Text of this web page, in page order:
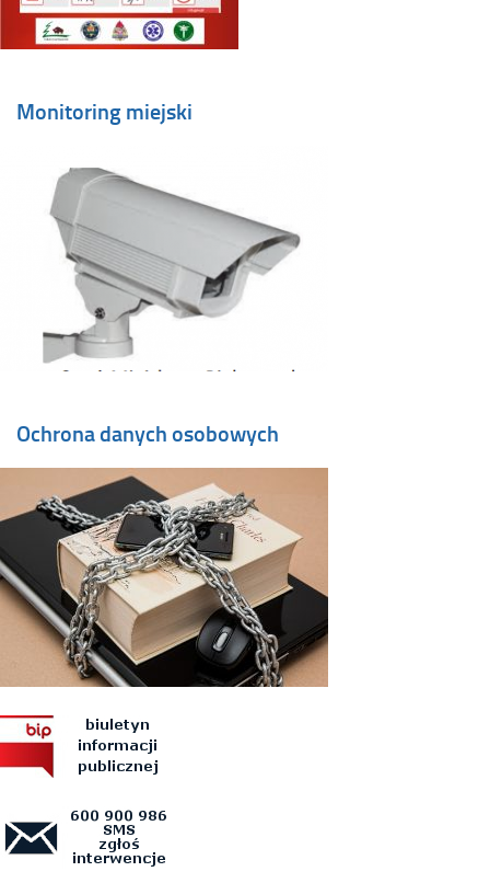
Monitoring miejski
Ochrona danych osobowych